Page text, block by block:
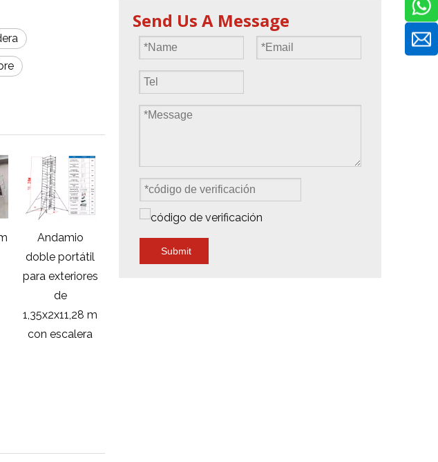
Andamio
doble portátil
para exteriores
de
1,35x2x11,28 m
con escalera
Andamio
exterior doble
Send Us A Message
Submit